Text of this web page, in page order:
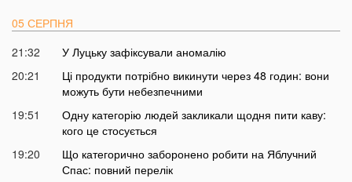
05 СЕРПНЯ
21:32
У Луцьку зафіксували аномалію
20:21
Ці продукти потрібно викинути через 48 годин: вони
можуть бути небезпечними
19:51
Одну категорію людей закликали щодня пити каву:
кого це стосується
19:20
Що категорично заборонено робити на Яблучний
Спас: повний перелік